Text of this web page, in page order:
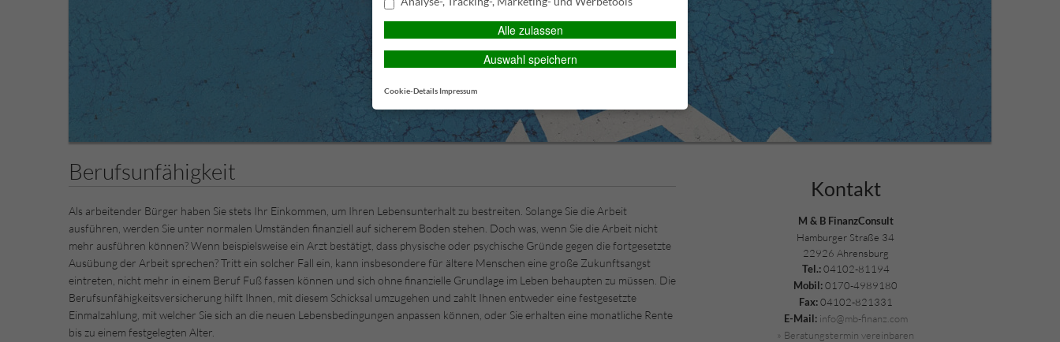
Berufsunfähigkeit
Als arbeitender Bürger haben Sie stets Ihr Einkommen, um Ihren Lebensunterhalt zu bestreiten. Solange Sie die Arbeit
ausführen, werden Sie unter normalen Umständen finanziell auf sicherem Boden stehen. Doch was, wenn Sie die Arbeit nicht
mehr ausführen können? Wenn beispielsweise ein Arzt bestätigt, dass physische oder psychische Gründe gegen die fortgesetzte
Ausübung der Arbeit sprechen? Tritt ein solcher Fall ein, kann insbesondere für ältere Menschen eine große Zukunftsangst
eintreten, nicht mehr in einem Beruf Fuß fassen können und sich ohne finanzielle Grundlage im Leben behaupten zu müssen. Die
Berufsunfähigkeitsversicherung hilft Ihnen, mit diesem Schicksal umzugehen und zahlt Ihnen entweder eine festgesetzte
Einmalzahlung, mit welcher Sie sich an die neuen Lebensbedingungen anpassen können, oder Sie erhalten eine monatliche Rente
bis zu einem festgelegten Alter.
Kontakt
M & B FinanzConsult
Hamburger Straße 34
22926 Ahrensburg
Tel.:04102-81194
Mobil: 0170-4989180
Fax:04102-821331
E-Mail: info@mb-finanz.com
» Beratungstermin vereinbaren
Alle zulassen
Auswahl speichern
Cookie-Details Impressum